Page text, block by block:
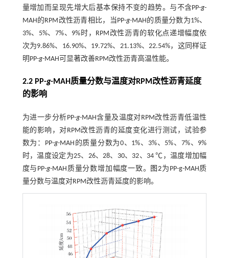
量增加而呈现先增大后基本保持不变的趋势。与不含PP-g-
MAH的RPM改性沥青相比，当PP-g-MAH的质量分数为1%、
3%、5%、7%、9%时，RPM改性沥青的软化点递增幅度依
次为9.86%、16.90%、19.72%、21.13%、22.54%，这同样证
明PP-g-MAH可显著改善RPM改性沥青高温性能。
2.2 PP-g-MAH质量分数与温度对RPM改性沥青延度
的影响
为进一步分析PP-g-MAH含量及温度对RPM改性沥青低温性
能的影响，对RPM改性沥青的延度变化进行测试，试验参
数为：PP-g-MAH的质量分数为0、1%、3%、5%、7%、9%
时，温度设定为25、26、28、30、32、34 ℃，温度增加幅
度与PP-g-MAH质量分数增加幅度一致。 图2为PP-g-MAH质
量分数与温度对RPM改性沥青延度的影响。